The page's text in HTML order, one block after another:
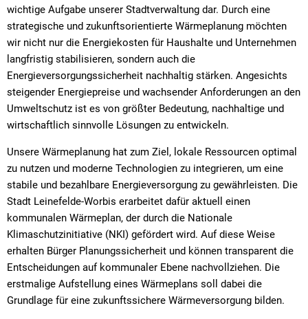
wichtige Aufgabe unserer Stadtverwaltung dar. Durch eine
strategische und zukunftsorientierte Wärmeplanung möchten
wir nicht nur die Energiekosten für Haushalte und Unternehmen
langfristig stabilisieren, sondern auch die
Energieversorgungssicherheit nachhaltig stärken. Angesichts
steigender Energiepreise und wachsender Anforderungen an den
Umweltschutz ist es von größter Bedeutung, nachhaltige und
wirtschaftlich sinnvolle Lösungen zu entwickeln.
Unsere Wärmeplanung hat zum Ziel, lokale Ressourcen optimal
zu nutzen und moderne Technologien zu integrieren, um eine
stabile und bezahlbare Energieversorgung zu gewährleisten. Die
Stadt Leinefelde-Worbis erarbeitet dafür aktuell einen
kommunalen Wärmeplan, der durch die Nationale
Klimaschutzinitiative (NKI) gefördert wird. Auf diese Weise
erhalten Bürger Planungssicherheit und können transparent die
Entscheidungen auf kommunaler Ebene nachvollziehen. Die
erstmalige Aufstellung eines Wärmeplans soll dabei die
Grundlage für eine zukunftssichere Wärmeversorgung bilden.